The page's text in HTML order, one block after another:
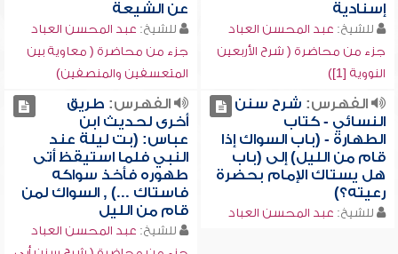
إسنادية
للشيخ: عبد المحسن العباد
جزء من محاضرة ( شرح الأربعين
النووية [1])
عن الشيعة
للشيخ: عبد المحسن العباد
جزء من محاضرة ( معاوية بين
المتعسفين والمنصفين)
الفهرس: شرح سنن
النسائي - كتاب
الطهارة - (باب السواك إذا
قام من الليل) إلى (باب
هل يستاك الإمام بحضرة
رعيته؟)
للشيخ: عبد المحسن العباد
الفهرس: طريق
أخرى لحديث ابن
عباس: (بت ليلة عند
النبي فلما استيقظ أتى
طهوره فأخذ سواكه
فاستاك ...) , السواك لمن
قام من الليل
للشيخ: عبد المحسن العباد